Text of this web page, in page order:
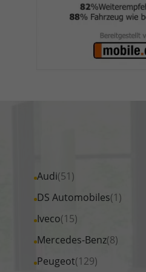
Audi(51)
Alle
Fahrzeuge
Audi
anzeigen
DS Automobiles(1)
Alle
Fahrzeuge
DS
Automobiles
Iveco(15)
Alle
Fahrzeuge
Iveco
Mercedes-Benz(8)
Alle
Fahrzeuge
Peugeot(129)
Alle